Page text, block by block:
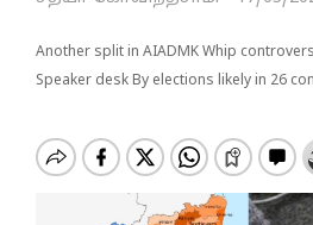
o
n
Another split in AIADMK Whip
Speaker desk By elections likely in 26